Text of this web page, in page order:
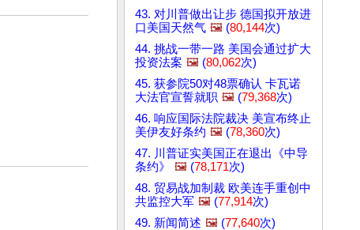
43. 对川普做出让步 德国拟开放进
口美国天然气 🖼️ (80,144次)
44. 挑战一带一路 美国会通过扩大
投资法案 🖼️ (80,062次)
45. 获参院50对48票确认 卡瓦诺
大法官宣誓就职 🖼️ (79,368次)
46. 响应国际法院裁决 美宣布终止
美伊友好条约 🖼️ (78,360次)
47. 川普证实美国正在退出《中导
条约》
🖼️ (78,171次)
48. 贸易战加制裁 欧美连手重创中
共监控大军 🖼️ (77,914次)
49. 新闻简述 🖼️ (77,640次)